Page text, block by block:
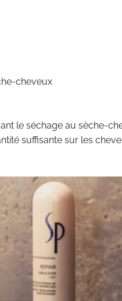
cheveux
le séchage au sèche-
suffisante sur les